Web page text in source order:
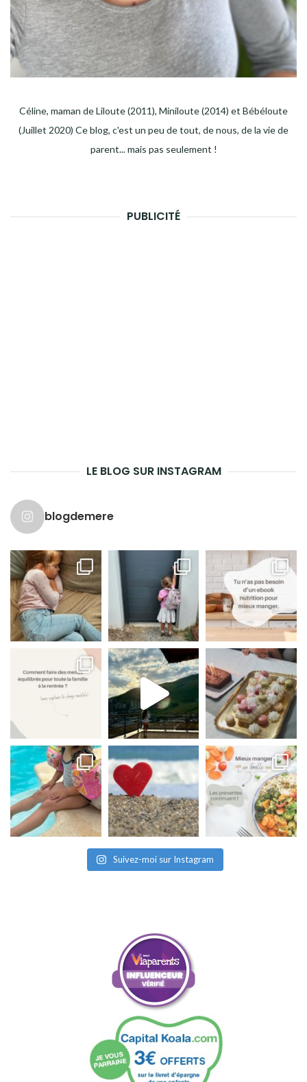
Céline, maman de Liloute (2011), Miniloute (2014) et Bébéloute
(Juillet 2020) Ce blog, c'est un peu de tout, de nous, de la vie de
parent... mais pas seulement !
PUBLICITÉ
LE BLOG SUR INSTAGRAM
blogdemere
Suivez-moi sur Instagram